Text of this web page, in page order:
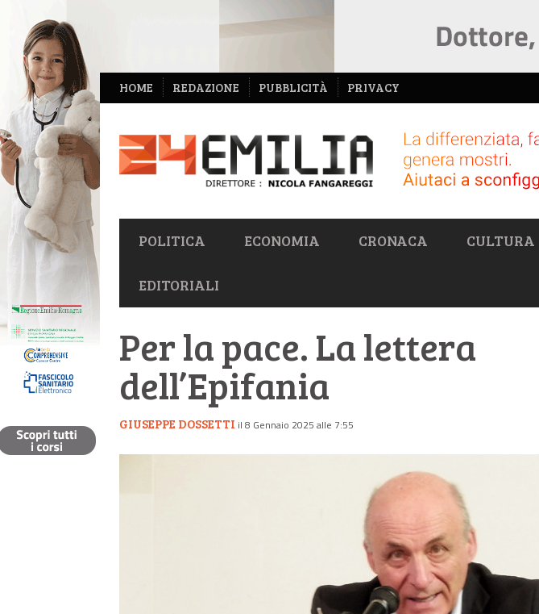
NAVIGAZIONE
SECONDARIA
HOME REDAZIONE PUBBLICITÀ PRIVACY
NAVIGAZIONE
PRIMARIA
POLITICA ECONOMIA CRONACA CULTURA
EDITORIALI
Per la pace. La lettera
dell’Epifania
GIUSEPPE DOSSETTI il 8 Gennaio 2025 alle 7:55